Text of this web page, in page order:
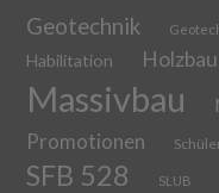
Geotechnik
Habilitation Holzbau
Massivbau
Promotionen
SFB 528 SLUB